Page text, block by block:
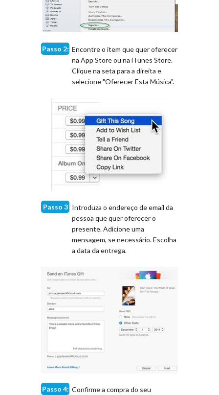
Passo 2: Encontre o item que quer oferecer
na App Store ou na iTunes Store.
Clique na seta para a direita e
selecione "Oferecer Esta Música".
Passo 3 Introduza o endereço de email da
pessoa que quer oferecer o
presente. Adicione uma
mensagem, se necessário. Escolha
a data da entrega.
Passo 4: Confirme a compra do seu